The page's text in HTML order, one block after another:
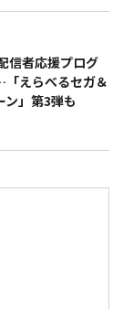
信者応援プログ
えらべるセガ＆
ン」第3弾も